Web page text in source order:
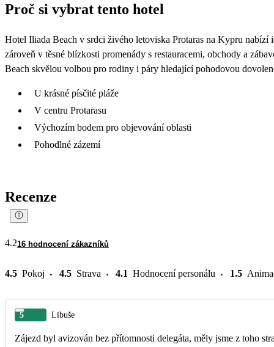
Proč si vybrat tento hotel
Hotel Iliada Beach v srdci živého letoviska Protaras na Kypru
zároveň v těsné blízkosti promenády s restauracemi, obchody a
Beach skvělou volbou pro rodiny i páry hledající pohodovou
U krásné písčité pláže
V centru Protarasu
Výchozím bodem pro objevování oblasti
Pohodlné zázemí
Recenze
4.216 hodnocení zákazníků
4.5 Pokoj 4.5 Strava 4.1 Hodnocení personálu 1.5
5 Libuše
Zájezd byl avizován bez přítomnosti delegáta, měly jsme z toho